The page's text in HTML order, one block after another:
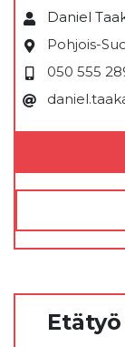
Daniel
Pohjois-
050 555